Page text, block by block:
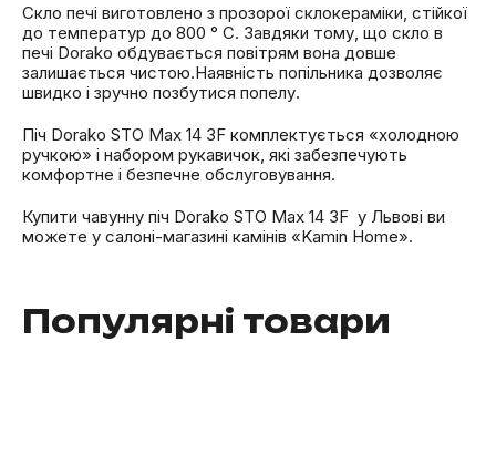
Скло печі виготовлено з прозорої склокераміки, стійкої
до температур до 800 ° C. Завдяки тому, що скло в
печі Dorako обдувається повітрям вона довше
залишається чистою.Наявність попільника дозволяє
швидко і зручно позбутися попелу.
Піч Dorako STO Max 14 3F комплектується «холодною
ручкою» і набором рукавичок, які забезпечують
комфортне і безпечне обслуговування.
Купити чавунну піч Dorako STO Max 14 3F у Львові ви
можете у салоні-магазині камінів «Kamin Home».
Популярні товари